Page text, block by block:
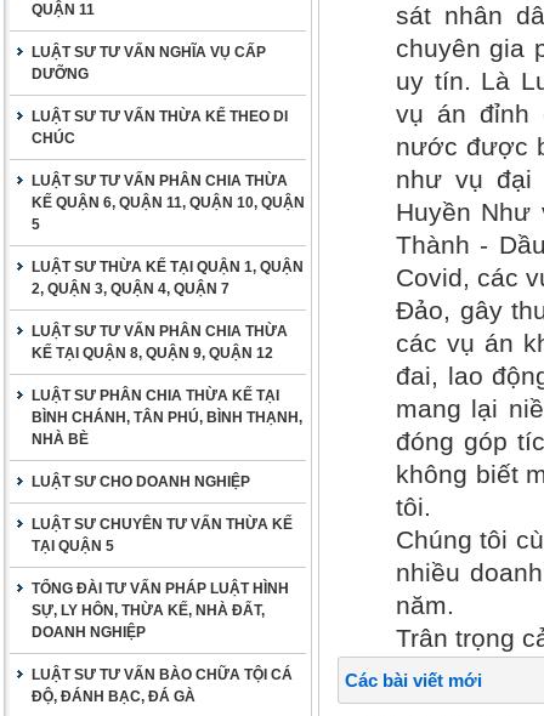
QUẬN 11
LUẬT SƯ TƯ VẤN NGHĨA VỤ CẤP
DƯỠNG
LUẬT SƯ TƯ VẤN THỪA KẾ THEO DI
CHÚC
LUẬT SƯ TƯ VẤN PHÂN CHIA THỪA
KẾ QUẬN 6, QUẬN 11, QUẬN 10, QUẬN
5
LUẬT SƯ THỪA KẾ TẠI QUẬN 1, QUẬN
2, QUẬN 3, QUẬN 4, QUẬN 7
LUẬT SƯ TƯ VẤN PHÂN CHIA THỪA
KẾ TẠI QUẬN 8, QUẬN 9, QUẬN 12
LUẬT SƯ PHÂN CHIA THỪA KẾ TẠI
BÌNH CHÁNH, TÂN PHÚ, BÌNH THẠNH,
NHÀ BÈ
LUẬT SƯ CHO DOANH NGHIỆP
LUẬT SƯ CHUYÊN TƯ VẤN THỪA KẾ
TẠI QUẬN 5
TỔNG ĐÀI TƯ VẤN PHÁP LUẬT HÌNH
SỰ, LY HÔN, THỪA KẾ, NHÀ ĐẤT,
DOANH NGHIỆP
LUẬT SƯ TƯ VẤN BÀO CHỮA TỘI CÁ
ĐỘ, ĐÁNH BẠC, ĐÁ GÀ
sát nhân
chuyên gia
uy tín. Là
vụ án đỉnh
nước được
như vụ đại
Huyền Như
Thành -
Covid, các
Đảo, gây
các vụ án
đai, lao
mang lại
đóng góp
không biết
tôi.
Chúng tôi
nhiều
năm.
Trân trọng
Các bài viết mới